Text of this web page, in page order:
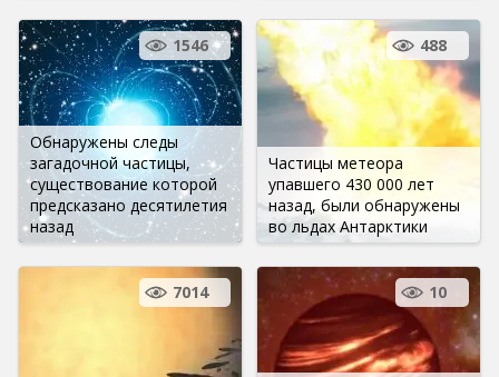
Обнаружены следы
загадочной частицы,
существование которой
предсказано десятилетия
назад
1546
Частицы метеора
упавшего 430 000 лет
назад, были обнаружены
во льдах Антарктики
488
7014 10